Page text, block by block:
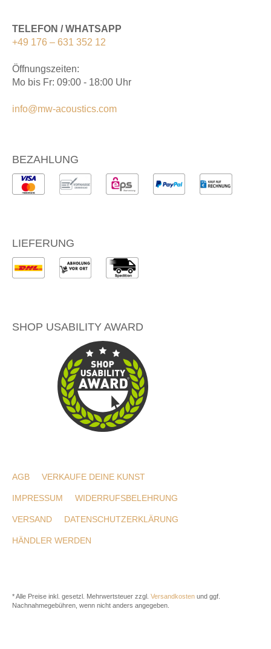
TELEFON / WHATSAPP
+49 176 – 631 352 12
Öffnungszeiten:
Mo bis Fr: 09:00 - 18:00 Uhr
info@mw-acoustics.com
BEZAHLUNG
LIEFERUNG
SHOP USABILITY AWARD
AGB VERKAUFE DEINE KUNST
IMPRESSUM WIDERRUFSBELEHRUNG
VERSAND DATENSCHUTZERKLÄRUNG
HÄNDLER WERDEN
* Alle Preise inkl. gesetzl. Mehrwertsteuer zzgl. Versandkosten und ggf.
Nachnahmegebühren, wenn nicht anders angegeben.